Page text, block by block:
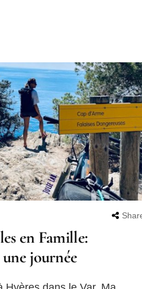
en Famille:
journée